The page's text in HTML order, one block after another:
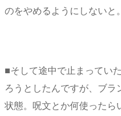
のをやめるようにしないと。
■そして途中で止まってい
ろうとしたんですが、ブラ
状態。呪文とか何使った